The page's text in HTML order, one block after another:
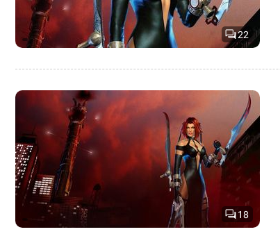
22
18